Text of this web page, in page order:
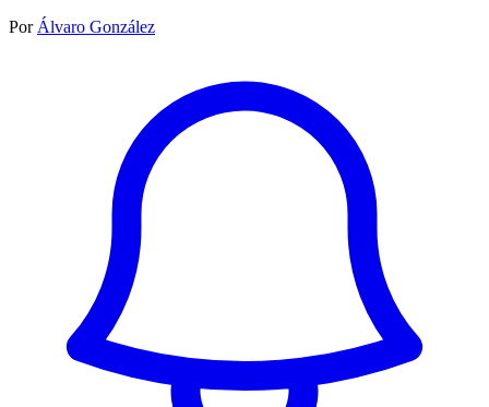
Por Álvaro González